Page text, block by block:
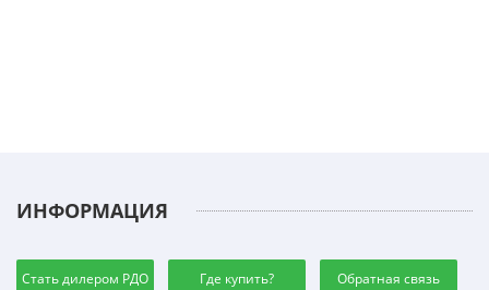
ИНФОРМАЦИЯ
Стать дилером РДО Где купить? Обратная связь